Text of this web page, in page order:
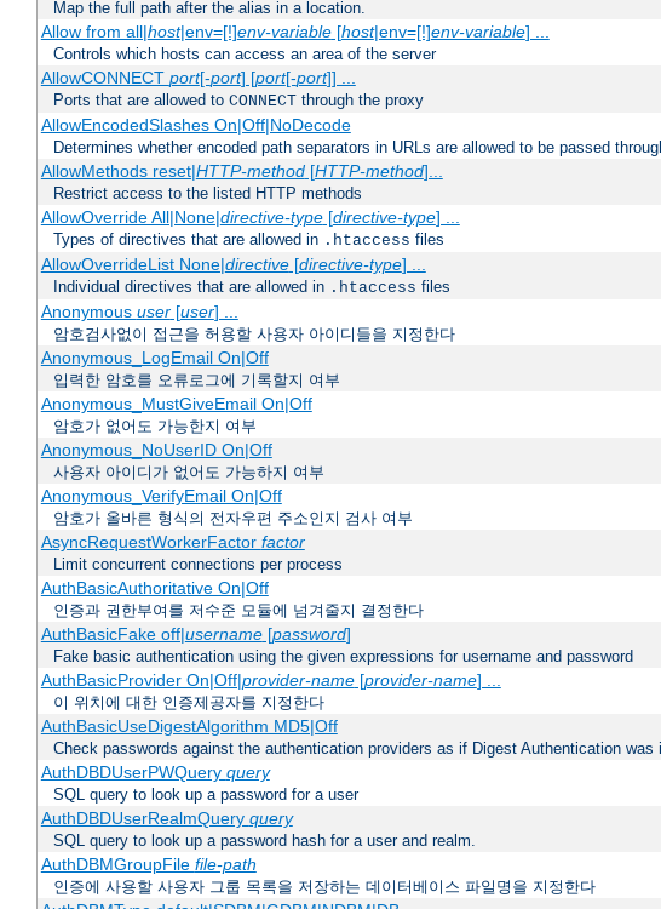
Map the full path after the alias in a location.
Allow from all|host|env=[!]env-variable[host|env=[!]env-variable] ...
Controls which hosts can access an area of the server
AllowCONNECT port[-port] [port[-port]] ...
Ports that are allowed to CONNECT through the proxy
AllowEncodedSlashes On|Off|NoDecode
Determines whether encoded path separators in URLs are allowed to be passed
AllowMethods reset|HTTP-method[HTTP-method]...
Restrict access to the listed HTTP methods
AllowOverride All|None|directive-type[directive-type] ...
Types of directives that are allowed in .htaccess files
AllowOverrideList None|directive[directive-type] ...
Individual directives that are allowed in .htaccess files
Anonymous user[user] ...
암호검사없이 접근을 허용할 사용자 아이디들을 지정한다
Anonymous_LogEmail On|Off
입력한 암호를 오류로그에 기록할지 여부
Anonymous_MustGiveEmail On|Off
암호가 없어도 가능한지 여부
Anonymous_NoUserID On|Off
사용자 아이디가 없어도 가능하지 여부
Anonymous_VerifyEmail On|Off
암호가 올바른 형식의 전자우편 주소인지 검사 여부
AsyncRequestWorkerFactor factor
Limit concurrent connections per process
AuthBasicAuthoritative On|Off
인증과 권한부여를 저수준 모듈에 넘겨줄지 결정한다
AuthBasicFake off|username[password]
Fake basic authentication using the given expressions for username and password
AuthBasicProvider On|Off|provider-name[provider-name] ...
이 위치에 대한 인증제공자를 지정한다
AuthBasicUseDigestAlgorithm MD5|Off
Check passwords against the authentication providers as if Digest Authentication
AuthDBDUserPWQuery query
SQL query to look up a password for a user
AuthDBDUserRealmQuery query
SQL query to look up a password hash for a user and realm.
AuthDBMGroupFile file-path
인증에 사용할 사용자 그룹 목록을 저장하는 데이터베이스 파일명을 지정한다